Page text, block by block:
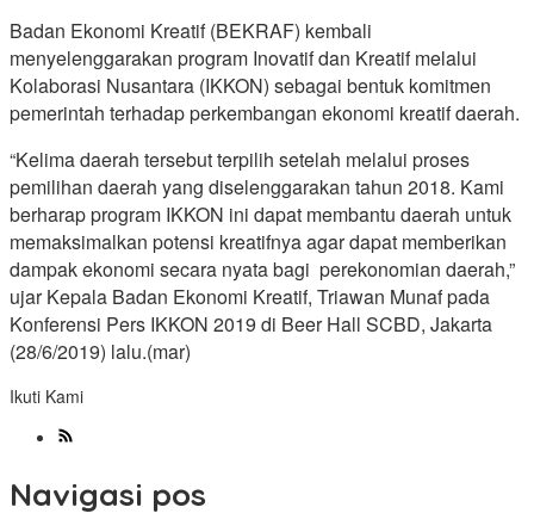
Badan Ekonomi Kreatif (BEKRAF) kembali
menyelenggarakan program Inovatif dan Kreatif melalui
Kolaborasi Nusantara (IKKON) sebagai bentuk komitmen
pemerintah terhadap perkembangan ekonomi kreatif daerah.
“Kelima daerah tersebut terpilih setelah melalui proses
pemilihan daerah yang diselenggarakan tahun 2018. Kami
berharap program IKKON ini dapat membantu daerah untuk
memaksimalkan potensi kreatifnya agar dapat memberikan
dampak ekonomi secara nyata bagi perekonomian daerah,”
ujar Kepala Badan Ekonomi Kreatif, Triawan Munaf pada
Konferensi Pers IKKON 2019 di Beer Hall SCBD, Jakarta
(28/6/2019) lalu.(mar)
Ikuti Kami
Navigasi pos